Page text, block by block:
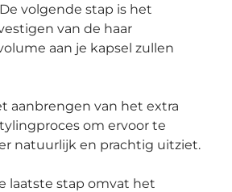
volgende stap is het
van de haar
aan je kapsel zullen
aanbrengen van het extra
om ervoor te
natuurlijk en prachtig uitziet.
laatste stap omvat het